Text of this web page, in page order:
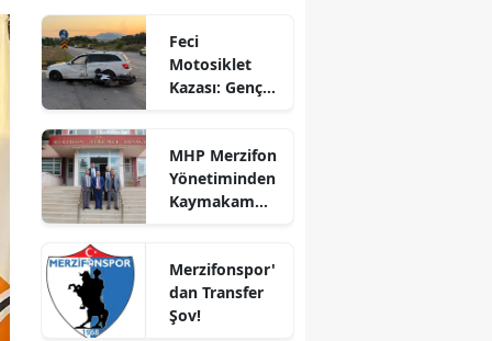
Bitlis
Bolu
Bursa
Çanakkale
Çankırı
Çorum
Feci
Motosiklet
Kazası: Genç
Kaybetti
MHP Merzifon
Yönetiminden
Kaymakam
Ziyaret
Merzifonspor'
dan Transfer
Şov!